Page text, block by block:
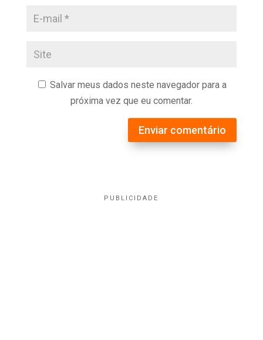
Salvar meus dados neste navegador para a
próxima vez que eu comentar.
Enviar comentário
PUBLICIDADE